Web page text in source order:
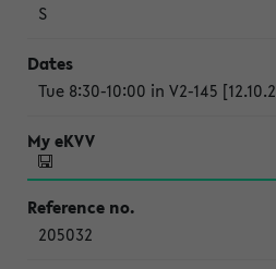
S
Tue 8:30-10:00 in V2-145
205032